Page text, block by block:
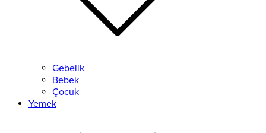
Gebelik
Bebek
Çocuk
Yemek